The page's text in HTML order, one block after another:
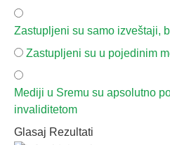
Zastupljeni su samo izveštaji,
Zastupljeni su u pojedinim
Mediji u Sremu su apsolutno
invaliditetom
Glasaj Rezultati